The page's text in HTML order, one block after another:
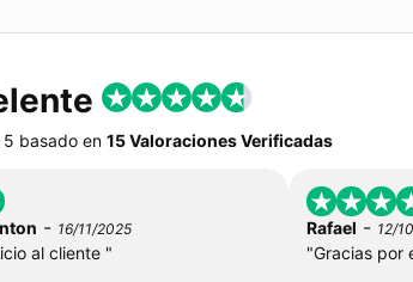
5 basado en 15 Valoraciones Verificadas
- 16/11/2025
al cliente "
Rafael - 12/
"Gracias por